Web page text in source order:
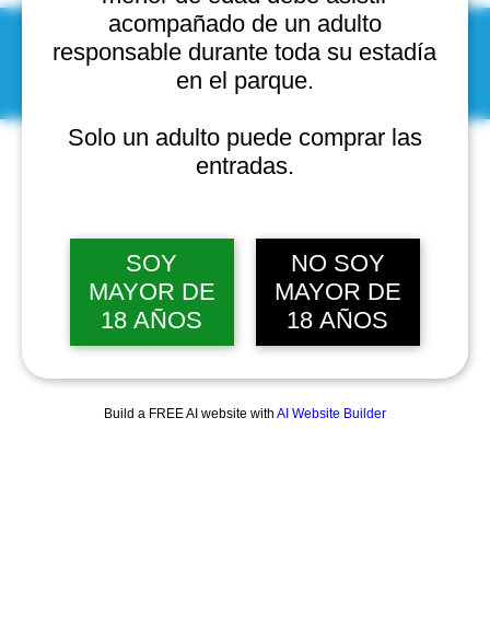
acompañado de un adulto
responsable durante toda su estadía
en el parque.
Solo un adulto puede comprar las
entradas.
SOY
MAYOR DE
18 AÑOS
NO SOY
MAYOR DE
18 AÑOS
Build a FREE AI website with AI Website Builder